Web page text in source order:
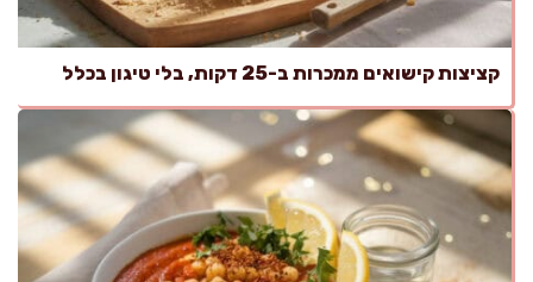
קציצות קישואים ממכרות ב-25 דקות, בלי טיגון בכלל